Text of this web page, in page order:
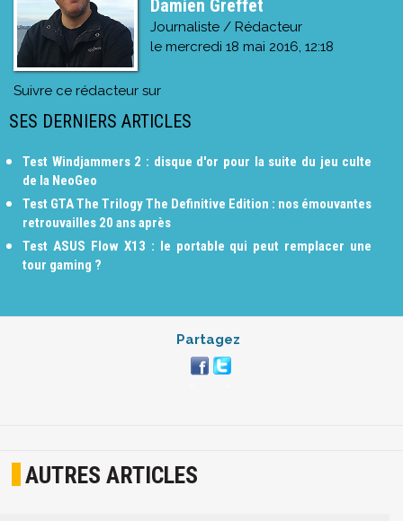
Damien Greffet
Journaliste / Rédacteur
le mercredi 18 mai 2016, 12:18
Suivre ce rédacteur sur
SES DERNIERS ARTICLES
Test Windjammers 2 : disque d'or pour la suite du jeu culte
de la NeoGeo
Test GTA The Trilogy The Definitive Edition : nos émouvantes
retrouvailles 20 ans après
Test ASUS Flow X13 : le portable qui peut remplacer une
tour gaming ?
Partagez
AUTRES ARTICLES